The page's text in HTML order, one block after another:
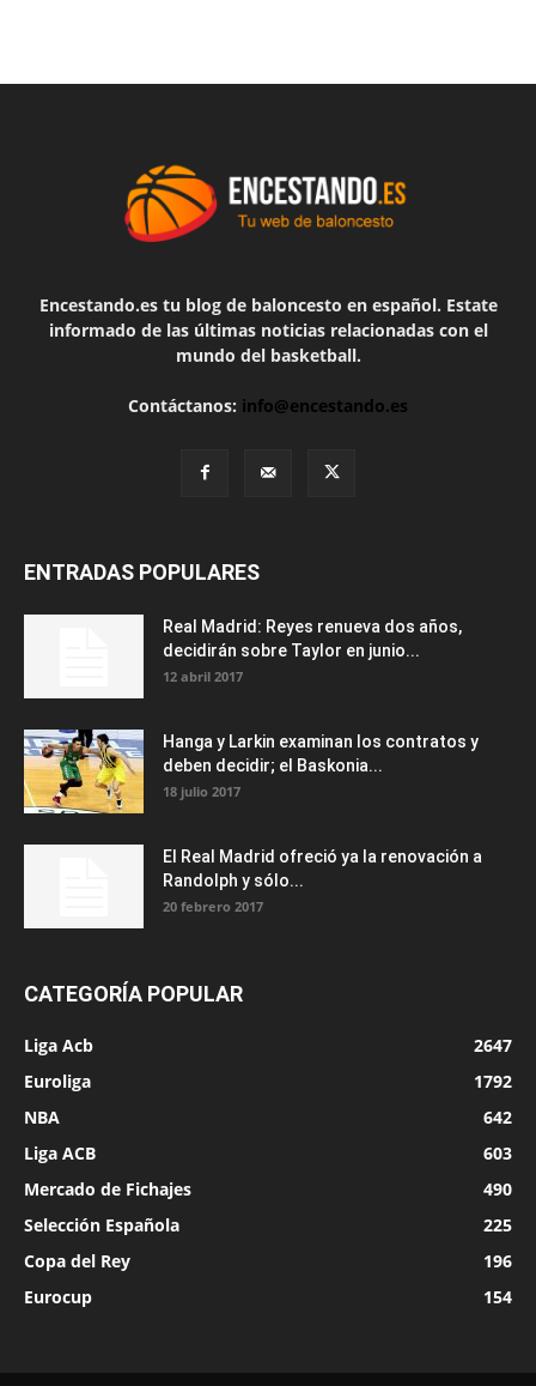
Encestando.es tu blog de baloncesto en español. Estate
informado de las últimas noticias relacionadas con el
mundo del basketball.
Contáctanos: info@encestando.es
ENTRADAS POPULARES
Real Madrid: Reyes renueva dos años,
decidirán sobre Taylor en junio...
12 abril 2017
Hanga y Larkin examinan los contratos y
deben decidir; el Baskonia...
18 julio 2017
El Real Madrid ofreció ya la renovación a
Randolph y sólo...
20 febrero 2017
CATEGORÍA POPULAR
Liga Acb
2647
Euroliga
1792
NBA
642
Liga ACB
603
Mercado de Fichajes
490
Selección Española
225
Copa del Rey
196
Eurocup
154